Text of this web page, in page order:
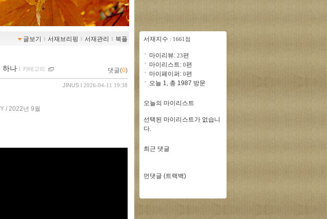
글보기 ｌ 서재브리핑 ｌ 서재관리 ｌ 북플
하나 ｌ 카테고리 댓글(0)
JINUS l 2026-04-11 19:38
/ 2022년 9월
서재지수 : 1661점
마이리뷰: 23편
마이리스트: 0편
마이페이퍼: 0편
오늘 1, 총 1987 방문
오늘의 마이리스트
선택된 마이리스트가 없습니
다.
최근 댓글
먼댓글 (트랙백)